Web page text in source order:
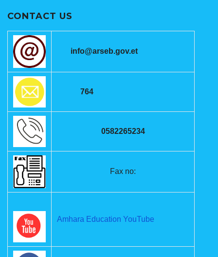
CONTACT US
info@arseb.gov.et
764
0582265234
Fax no:
Amhara Education YouTube